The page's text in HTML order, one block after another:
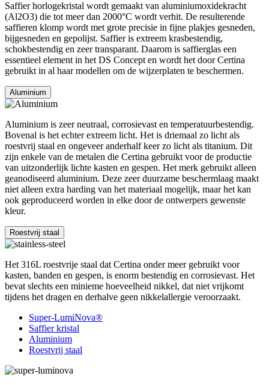
Saffier horlogekristal wordt gemaakt van aluminiumoxidekracht
(Al2O3) die tot meer dan 2000°C wordt verhit. De resulterende
saffieren klomp wordt met grote precisie in fijne plakjes gesneden,
bijgesneden en gepolijst. Saffier is extreem krasbestendig,
schokbestendig en zeer transparant. Daarom is saffierglas een
essentieel element in het DS Concept en wordt het door Certina
gebruikt in al haar modellen om de wijzerplaten te beschermen.
Aluminium
Aluminium is zeer neutraal, corrosievast en temperatuurbestendig.
Bovenal is het echter extreem licht. Het is driemaal zo licht als
roestvrij staal en ongeveer anderhalf keer zo licht als titanium. Dit
zijn enkele van de metalen die Certina gebruikt voor de productie
van uitzonderlijk lichte kasten en gespen. Het merk gebruikt alleen
geanodiseerd aluminium. Deze zeer duurzame beschermlaag maakt
niet alleen extra harding van het materiaal mogelijk, maar het kan
ook geproduceerd worden in elke door de ontwerpers gewenste
kleur.
Roestvrij staal
Het 316L roestvrije staal dat Certina onder meer gebruikt voor
kasten, banden en gespen, is enorm bestendig en corrosievast. Het
bevat slechts een minieme hoeveelheid nikkel, dat niet vrijkomt
tijdens het dragen en derhalve geen nikkelallergie veroorzaakt.
Super-LumiNova®
Saffier kristal
Aluminium
Roestvrij staal